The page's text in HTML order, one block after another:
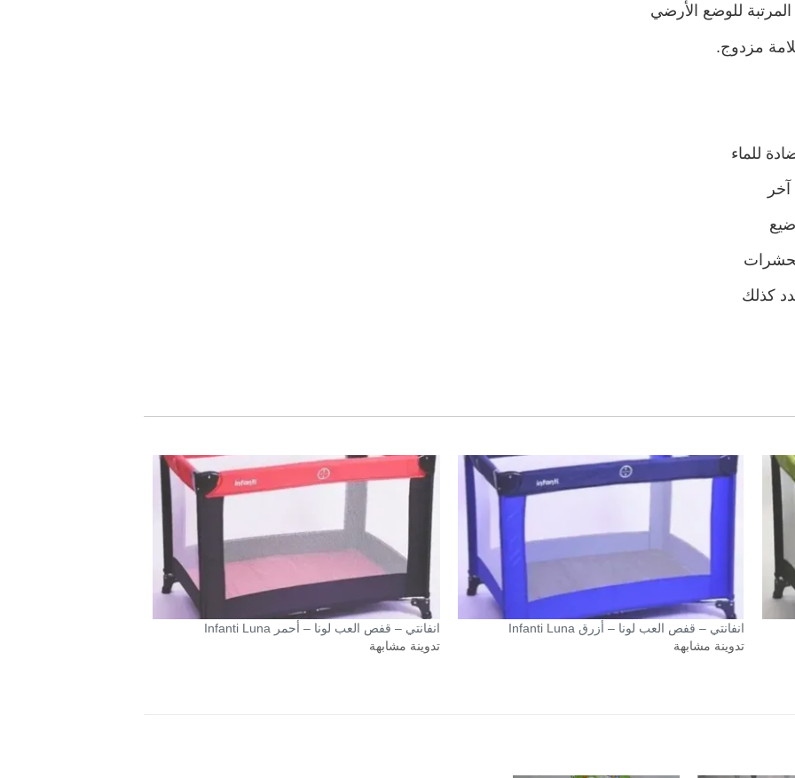
للوضع الأرضي
للماء
كذلك
انفانتي – قفص العب لونا – أزرق Infanti Luna
تدوينة مشابهة
انفانتي – قفص العب لونا – أحمر Infanti Luna
تدوينة مشابهة